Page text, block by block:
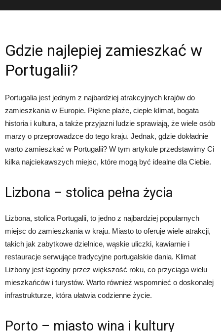
Gdzie najlepiej zamieszkać w
Portugalii?
Portugalia jest jednym z najbardziej atrakcyjnych krajów do
zamieszkania w Europie. Piękne plaże, ciepłe klimat, bogata
historia i kultura, a także przyjazni ludzie sprawiają, że wiele osób
marzy o przeprowadzce do tego kraju. Jednak, gdzie dokładnie
warto zamieszkać w Portugalii? W tym artykule przedstawimy Ci
kilka najciekawszych miejsc, które mogą być idealne dla Ciebie.
Lizbona – stolica pełna życia
Lizbona, stolica Portugalii, to jedno z najbardziej popularnych
miejsc do zamieszkania w kraju. Miasto to oferuje wiele atrakcji,
takich jak zabytkowe dzielnice, wąskie uliczki, kawiarnie i
restauracje serwujące tradycyjne portugalskie dania. Klimat
Lizbony jest łagodny przez większość roku, co przyciąga wielu
mieszkańców i turystów. Warto również wspomnieć o doskonałej
infrastrukturze, która ułatwia codzienne życie.
Porto – miasto wina i kultury